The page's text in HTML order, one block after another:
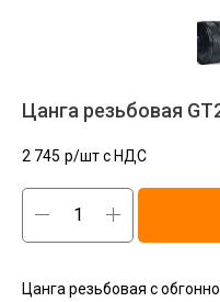
Цанга резьбовая
2 745 р/шт c НДС
Цанга резьбовая с